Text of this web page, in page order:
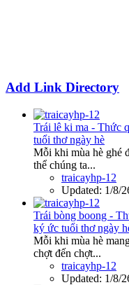
Add Link Directory
Trái lê ki ma - Thức
tuổi thơ ngày hè
Mỗi khi mùa hè ghé
thể chúng ta...
traicayhp-12
Updated: 1/8/
Trái bòng boong -
ký ức tuổi thơ ngày
Mỗi khi mùa hè
chợt đến chợt...
traicayhp-12
Updated: 1/8/